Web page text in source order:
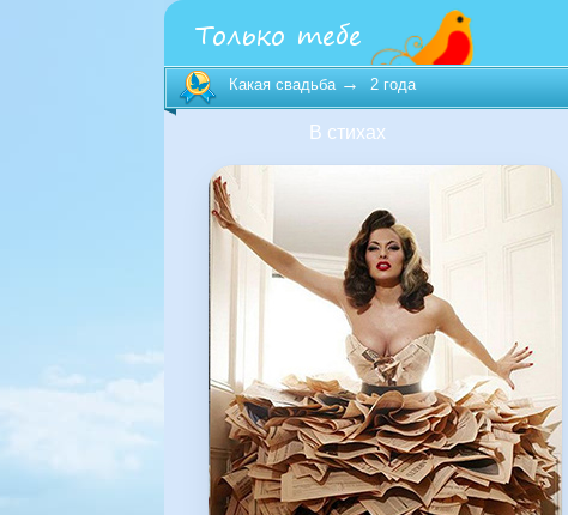
Какая свадьба → 2 года
В стихах